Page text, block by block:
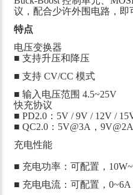
议，配合少许外围电路，即
特点
电压变换器
■ 支持升压和降压
■ 支持 CV/CC 模式
■ 输入电压范围 4.5~25V
快充协议
■ PD2.0：5V / 9V / 12V /
■ QC2.0：5V@3A，
充电性能
■ 充电功率：可配置，
■ 充电电流：可配置，0~6A